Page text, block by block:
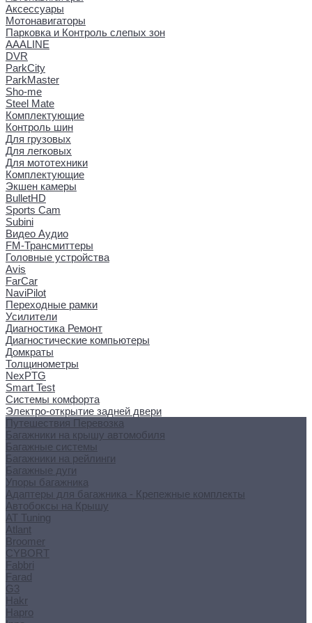
Аксессуары
Мотонавигаторы
Парковка и Контроль слепых зон
AAALINE
DVR
ParkCity
ParkMaster
Sho-me
Steel Mate
Комплектующие
Контроль шин
Для грузовых
Для легковых
Для мототехники
Комплектующие
Экшен камеры
BulletHD
Sports Cam
Subini
Видео Аудио
FM-Трансмиттеры
Головные устройства
Avis
FarCar
NaviPilot
Переходные рамки
Усилители
Диагностика Ремонт
Диагностические компьютеры
Домкраты
Толщинометры
NexPTG
Smart Test
Системы комфорта
Электро-открытие задней двери
Путешествия Перевозка
Багажники на крышу автомобиля
Багажные системы
Багажники на рейлинги
Багажные дуги
Упоры багажника
Адаптеры для багажника - Крепежные комплекты
Автобоксы на Крышу
AT Tuning
Atlant
Broomer
CYBORT
Fabbri
Farad
G3
Hakr
Hapro